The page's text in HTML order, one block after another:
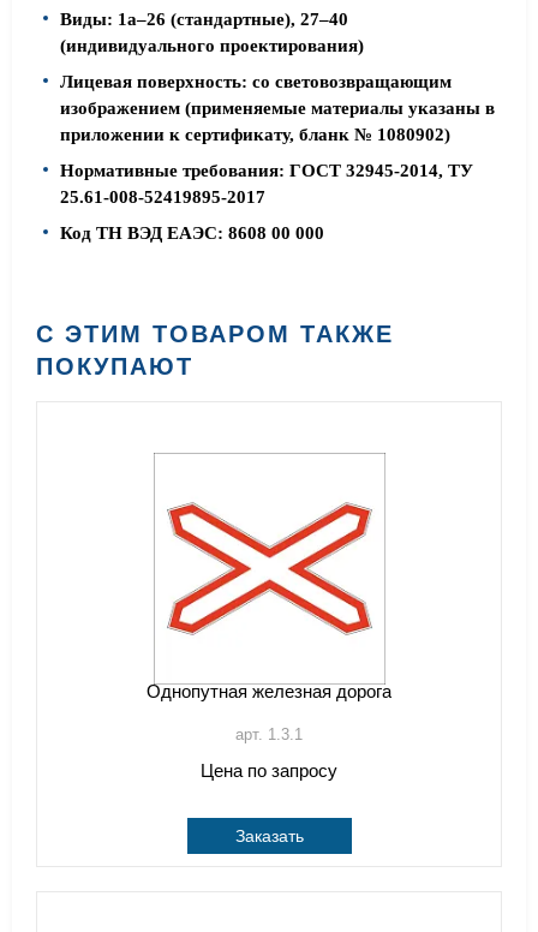
Виды: 1а–26 (стандартные), 27–40
(индивидуального проектирования)
Лицевая поверхность: со световозвращающим
изображением (применяемые материалы указаны в
приложении к сертификату, бланк № 1080902)
Нормативные требования: ГОСТ 32945-2014, ТУ
25.61-008-52419895-2017
Код ТН ВЭД ЕАЭС: 8608 00 000
С ЭТИМ ТОВАРОМ ТАКЖЕ
ПОКУПАЮТ
Однопутная железная дорога
арт. 1.3.1
Цена по запросу
Заказать